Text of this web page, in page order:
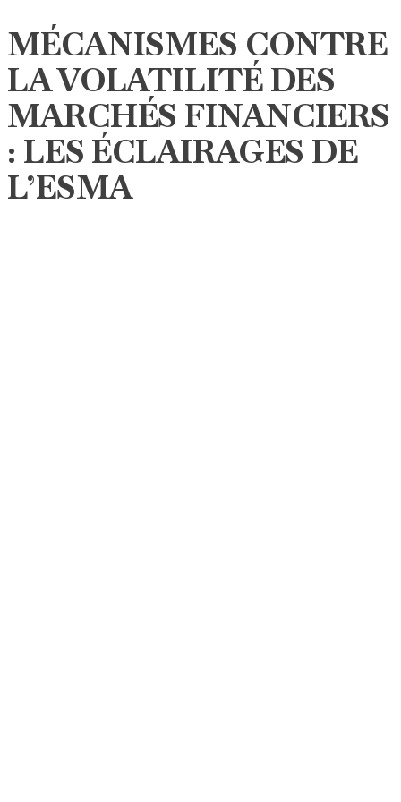
MÉCANISMES CONTRE
LA VOLATILITÉ DES
MARCHÉS FINANCIERS
: LES ÉCLAIRAGES DE
L’ESMA